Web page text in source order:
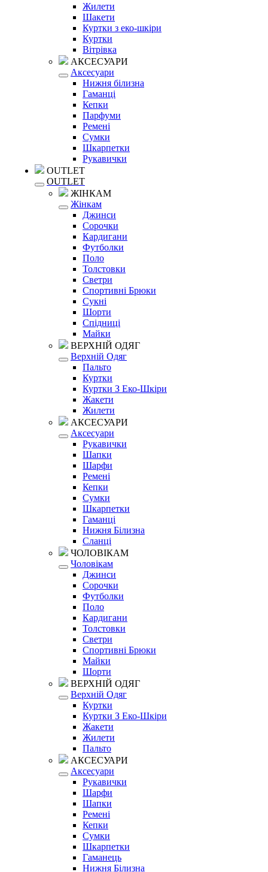
Жилети
Шакети
Куртки з еко-шкіри
Куртки
Вітрівка
АКСЕСУАРИ
Аксесуари
Нижня білизна
Гаманці
Кепки
Парфуми
Ремені
Сумки
Шкарпетки
Рукавички
OUTLET
OUTLET
ЖІНКАМ
Жінкам
Джинси
Сорочки
Кардигани
Футболки
Поло
Толстовки
Светри
Спортивні Брюки
Сукні
Шорти
Спідниці
Майки
ВЕРХНІЙ ОДЯГ
Верхній Одяг
Пальто
Куртки
Куртки З Еко-Шкіри
Жакети
Жилети
АКСЕСУАРИ
Аксесуари
Рукавички
Шапки
Шарфи
Ремені
Кепки
Сумки
Шкарпетки
Гаманці
Нижня Білизна
Сланці
ЧОЛОВІКАМ
Чоловікам
Джинси
Сорочки
Футболки
Поло
Кардигани
Толстовки
Светри
Спортивні Брюки
Майки
Шорти
ВЕРХНІЙ ОДЯГ
Верхній Одяг
Куртки
Куртки З Еко-Шкіри
Жакети
Жилети
Пальто
АКСЕСУАРИ
Аксесуари
Рукавички
Шарфи
Шапки
Ремені
Кепки
Сумки
Шкарпетки
Гаманець
Нижня Білизна